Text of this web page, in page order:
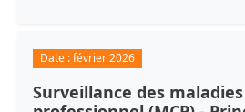
Date :février 2026
Surveillance des